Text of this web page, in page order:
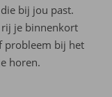
bij jou past.
rij je binnenkort
probleem bij het
horen.